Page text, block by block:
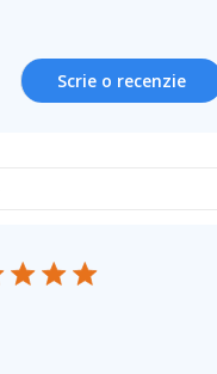
Scrie o recenzie